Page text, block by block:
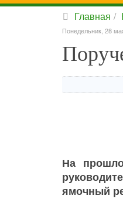
Главная
Понедельник, 28
На
ямочный